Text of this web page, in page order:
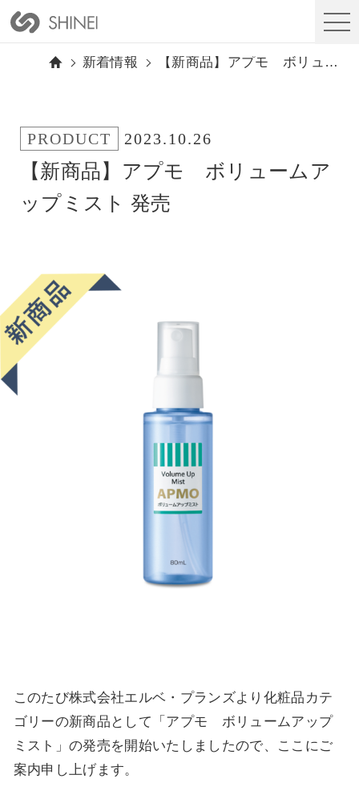
新着情報 【新商品】アプモ ボリュームアップミスト 発売
PRODUCT 2023.10.26
【新商品】アプモ ボリュームア
ップミスト 発売
このたび株式会社エルベ・プランズより化粧品カテ
ゴリーの新商品として「アプモ ボリュームアップ
ミスト」の発売を開始いたしましたので、ここにご
案内申し上げます。